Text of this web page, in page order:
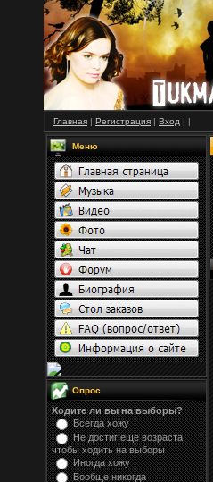
Главная | Регистрация | Вход | |
Меню
Опрос
Ходите ли вы на выборы?
Всегда хожу
Не достиг еще возраста
чтобы ходить на выборы
Иногда хожу
Вообще никогда